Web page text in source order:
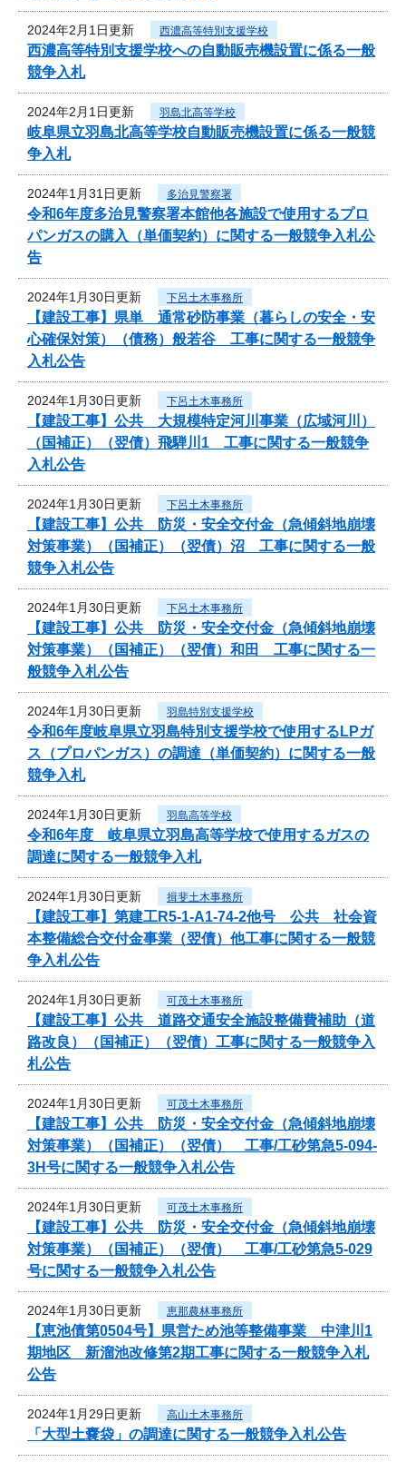
2024年2月1日更新 西濃高等特別支援学校
西濃高等特別支援学校への自動販売機設置に係る一般
競争入札
2024年2月1日更新 羽島北高等学校
岐阜県立羽島北高等学校自動販売機設置に係る一般競
争入札
2024年1月31日更新 多治見警察署
令和6年度多治見警察署本館他各施設で使用するプロ
パンガスの購入（単価契約）に関する一般競争入札公
告
2024年1月30日更新 下呂土木事務所
【建設工事】県単 通常砂防事業（暮らしの安全・安
心確保対策）（債務）般若谷 工事に関する一般競争
入札公告
2024年1月30日更新 下呂土木事務所
【建設工事】公共 大規模特定河川事業（広域河川）
（国補正）（翌債）飛騨川1 工事に関する一般競争
入札公告
2024年1月30日更新 下呂土木事務所
【建設工事】公共 防災・安全交付金（急傾斜地崩壊
対策事業）（国補正）（翌債）沼 工事に関する一般
競争入札公告
2024年1月30日更新 下呂土木事務所
【建設工事】公共 防災・安全交付金（急傾斜地崩壊
対策事業）（国補正）（翌債）和田 工事に関する一
般競争入札公告
2024年1月30日更新 羽島特別支援学校
令和6年度岐阜県立羽島特別支援学校で使用するLPガ
ス（プロパンガス）の調達（単価契約）に関する一般
競争入札
2024年1月30日更新 羽島高等学校
令和6年度 岐阜県立羽島高等学校で使用するガスの
調達に関する一般競争入札
2024年1月30日更新 揖斐土木事務所
【建設工事】第建工R5-1-A1-74-2他号 公共 社会資
本整備総合交付金事業（翌債）他工事に関する一般競
争入札公告
2024年1月30日更新 可茂土木事務所
【建設工事】公共 道路交通安全施設整備費補助（道
路改良）（国補正）（翌債）工事に関する一般競争入
札公告
2024年1月30日更新 可茂土木事務所
【建設工事】公共 防災・安全交付金（急傾斜地崩壊
対策事業）（国補正）（翌債） 工事/工砂第急5-094-
3H号に関する一般競争入札公告
2024年1月30日更新 可茂土木事務所
【建設工事】公共 防災・安全交付金（急傾斜地崩壊
対策事業）（国補正）（翌債） 工事/工砂第急5-029
号に関する一般競争入札公告
2024年1月30日更新 恵那農林事務所
【恵池債第0504号】県営ため池等整備事業 中津川1
期地区 新溜池改修第2期工事に関する一般競争入札
公告
2024年1月29日更新 高山土木事務所
「大型土嚢袋」の調達に関する一般競争入札公告